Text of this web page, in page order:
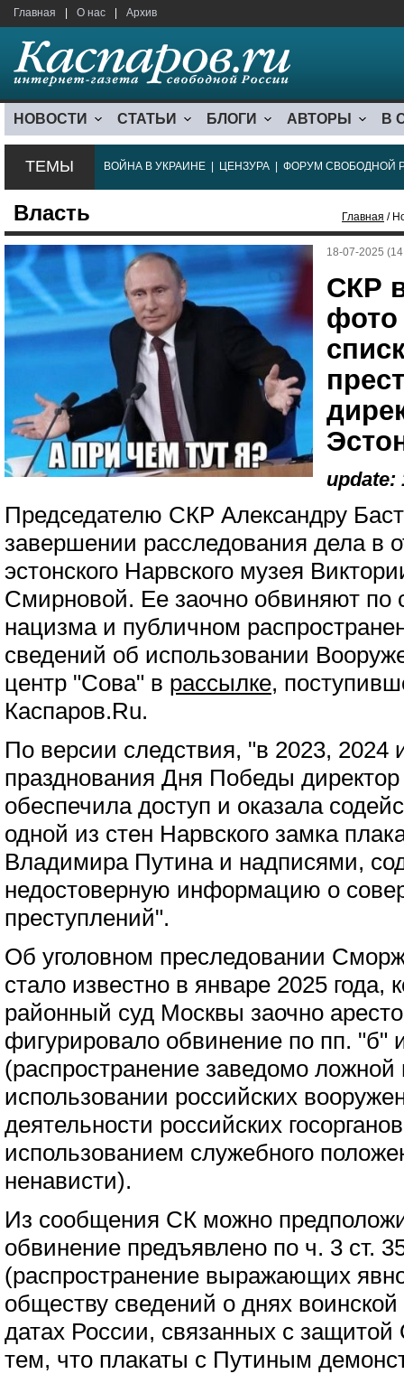
Главная О нас Архив
НОВОСТИ СТАТЬИ БЛОГИ АВТОРЫ В
ТЕМЫ ВОЙНА В УКРАИНЕ ЦЕНЗУРА ФОРУМ СВОБОДНОЙ
Власть Главная /
18-07-2025
СКР
фото
update:
Председателю СКР Александру
завершении расследования дела в
эстонского Нарвского музея
Смирновой. Ее заочно обвиняют по
нацизма и публичном
сведений об использовании
центр "Сова" в рассылке,
Каспаров.Ru.
По версии следствия, "в 2023, 2024
празднования Дня Победы директор
обеспечила доступ и оказала
одной из стен Нарвского замка
Владимира Путина и надписями,
недостоверную информацию о
преступлений".
Об уголовном преследовании
стало известно в январе 2025 года,
районный суд Москвы заочно
фигурировало обвинение по пп. "б"
(распространение заведомо
использовании российских
деятельности российских
использованием служебного
ненависти).
Из сообщения СК можно
обвинение предъявлено по ч. 3 ст.
(распространение выражающих
обществу сведений о днях
датах России, связанных с
тем, что плакаты с Путиным